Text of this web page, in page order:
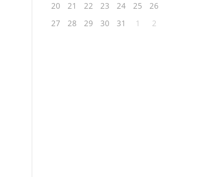
20
21 22 23 24 25
26
27
28 29 30 31 1 2